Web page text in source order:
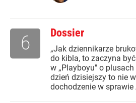
Dossier
„Jak dziennikarze
do kibla, to zaczyna
w „Playboyu" o plusach
dzień dzisiejszy to nie
dochodzenie w sprawie
6